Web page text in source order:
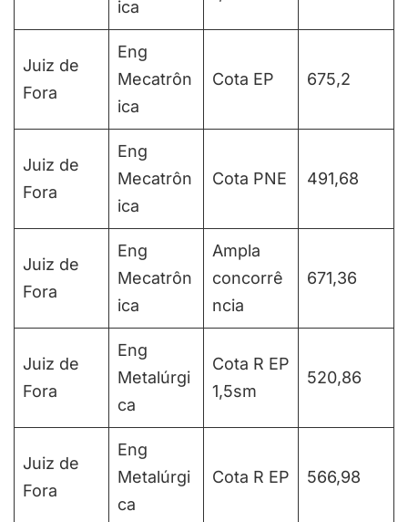
ica
Juiz de
Fora
Eng
Mecatrôn
ica
Cota EP 675,2
Juiz de
Fora
Eng
Mecatrôn
ica
Cota PNE 491,68
Juiz de
Fora
Eng
Mecatrôn
ica
Ampla
concorrê
ncia
671,36
Juiz de
Fora
Eng
Metalúrgi
ca
Cota R EP
1,5sm
520,86
Juiz de
Fora
Eng
Metalúrgi
ca
Cota R EP 566,98